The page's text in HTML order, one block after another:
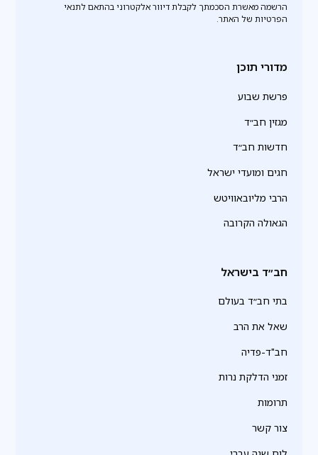
הרשמה מאשרת הסכמתך לקבלת דיוור אלקטרוני בהתאם לתנאי
הפרטיות של האתר.
מדורי תוכן
פרשת שבוע
מגזין חב״ד
חדשות חב״ד
חגים ומועדי ישראל
הרבי מליובאוויטש
הגאולה הקרובה
חב״ד בישראל
בתי חב״ד בעולם
שאל את הרב
חב"ד-פדיה
זמני הדלקת נרות
תרומות
צור קשר